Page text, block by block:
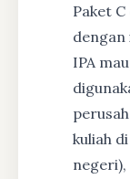
Paket
dengan
IPA
kuliah